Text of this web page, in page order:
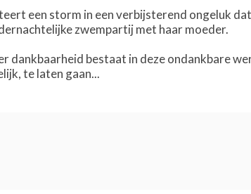
een storm in een verbijsterend ongeluk
zwempartij met haar moeder.
dankbaarheid bestaat in deze ondankbare
te laten gaan...